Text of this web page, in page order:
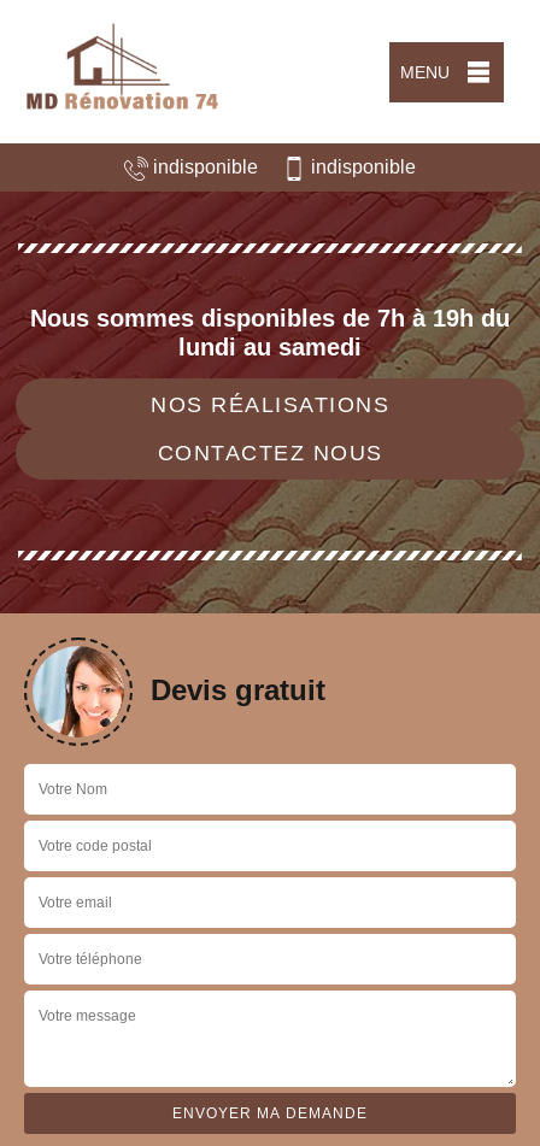
MENU
indisponible indisponible
Nous sommes disponibles de 7h à 19h du
lundi au samedi
NOS RÉALISATIONS
CONTACTEZ NOUS
Devis gratuit